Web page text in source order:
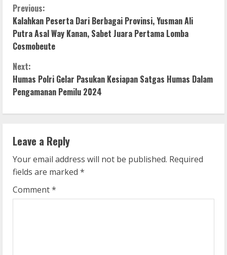
C
o
n
t
i
n
u
e
R
e
Previous:
Kalahkan Peserta Dari Berbagai Provinsi, Yusman Ali
Putra Asal Way Kanan, Sabet Juara Pertama Lomba
Cosmobeute
Next:
Humas Polri Gelar Pasukan Kesiapan Satgas Humas Dalam
Pengamanan Pemilu 2024
Leave a Reply
Your email address will not be published. Required
fields are marked *
Comment*